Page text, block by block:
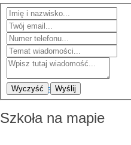
Wyczyść Wyślij
Szkoła na mapie